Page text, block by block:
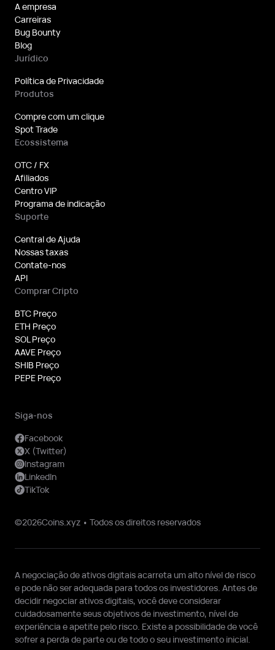
A empresa
Carreiras
Bug Bounty
Blog
Jurídico
Política de Privacidade
Produtos
Compre com um clique
Spot Trade
Ecossistema
OTC / FX
Afiliados
Centro VIP
Programa de indicação
Suporte
Central de Ajuda
Nossas taxas
Contate-nos
API
Comprar Cripto
BTC Preço
ETH Preço
SOL Preço
AAVE Preço
SHIB Preço
PEPE Preço
©2026Coins.xyz • Todos os direitos reservados
Siga-nos
Facebook
X (Twitter)
Instagram
LinkedIn
TikTok
A negociação de ativos digitais acarreta um alto nível de risco
e pode não ser adequada para todos os investidores. Antes de
decidir negociar ativos digitais, você deve considerar
cuidadosamente seus objetivos de investimento, nível de
experiência e apetite pelo risco. Existe a possibilidade de você
sofrer a perda de parte ou de todo o seu investimento inicial.